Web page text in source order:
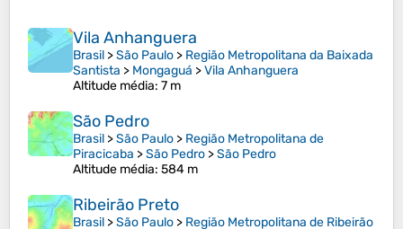
Vila Anhanguera
Brasil >São Paulo > Região Metropolitana da Baixada
Santista > Mongaguá >Vila Anhanguera
Altitude média: 7 m
São Pedro
Brasil >São Paulo > Região Metropolitana de
Piracicaba >São Pedro >São Pedro
Altitude média: 584 m
Ribeirão Preto
Brasil >São Paulo > Região Metropolitana de Ribeirão